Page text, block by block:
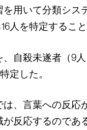
用いて分類シス
人を特定すること
自殺未遂者（9
定した。
、言葉への反
反応するので